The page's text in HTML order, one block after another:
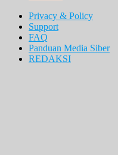
Privacy & Policy
Support
FAQ
Panduan Media Siber
REDAKSI